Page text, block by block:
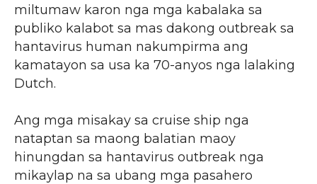
miltumaw karon nga mga kabalaka sa
publiko kalabot sa mas dakong outbreak sa
hantavirus human nakumpirma ang
kamatayon sa usa ka 70-anyos nga lalaking
Dutch.
Ang mga misakay sa cruise ship nga
nataptan sa maong balatian maoy
hinungdan sa hantavirus outbreak nga
mikaylap na sa ubang mga pasahero